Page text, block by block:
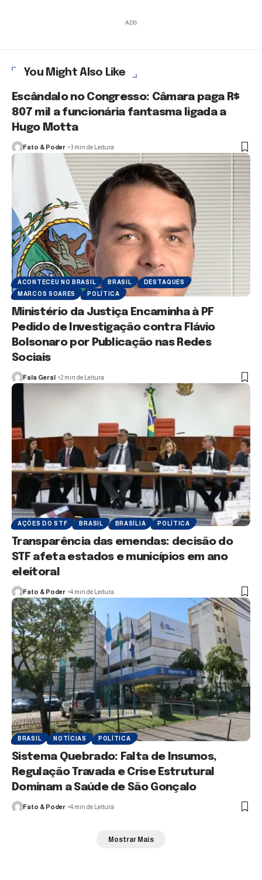
ADS
You Might Also Like
Escândalo no Congresso: Câmara paga R$
807 mil a funcionária fantasma ligada a
Hugo Motta
Fato & Poder 3 min de Leitura
ACONTECEU NO BRASIL BRASIL
DESTAQUES
MARCOS SOARES
POLÍTICA
Ministério da Justiça Encaminha à PF
Pedido de Investigação contra Flávio
Bolsonaro por Publicação nas Redes
Sociais
Fala Geral 2 min de Leitura
AÇÕES DO STF BRASIL BRASÍLIA POLÍTICA
Transparência das emendas: decisão do
STF afeta estados e municípios em ano
eleitoral
Fato & Poder 4 min de Leitura
BRASIL NOTÍCIAS POLÍTICA
Sistema Quebrado: Falta de Insumos,
Regulação Travada e Crise Estrutural
Dominam a Saúde de São Gonçalo
Fato & Poder 4 min de Leitura
Mostrar Mais